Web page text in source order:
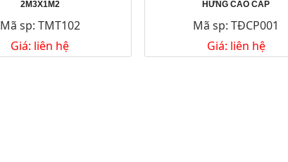
2M3X1M2
Mã sp: TMT102
Giá: liên hệ
HƯNG CAO CẤP
Mã sp: TĐCP001
Giá: liên hệ